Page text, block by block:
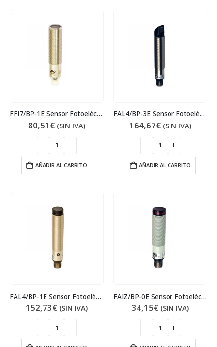
FFI7/BP-1E Sensor Fotoeléctrico
80,51 € (SIN IVA)
AÑADIR AL CARRITO
FAL4/BP-3E Sensor Fotoeléctrico
164,67€ (SIN IVA)
AÑADIR AL CARRITO
FAL4/BP-1E Sensor Fotoeléctrico
152,73€ (SIN IVA)
FAIZ/BP-0E Sensor Fotoeléctrico
34,15€ (SIN IVA)